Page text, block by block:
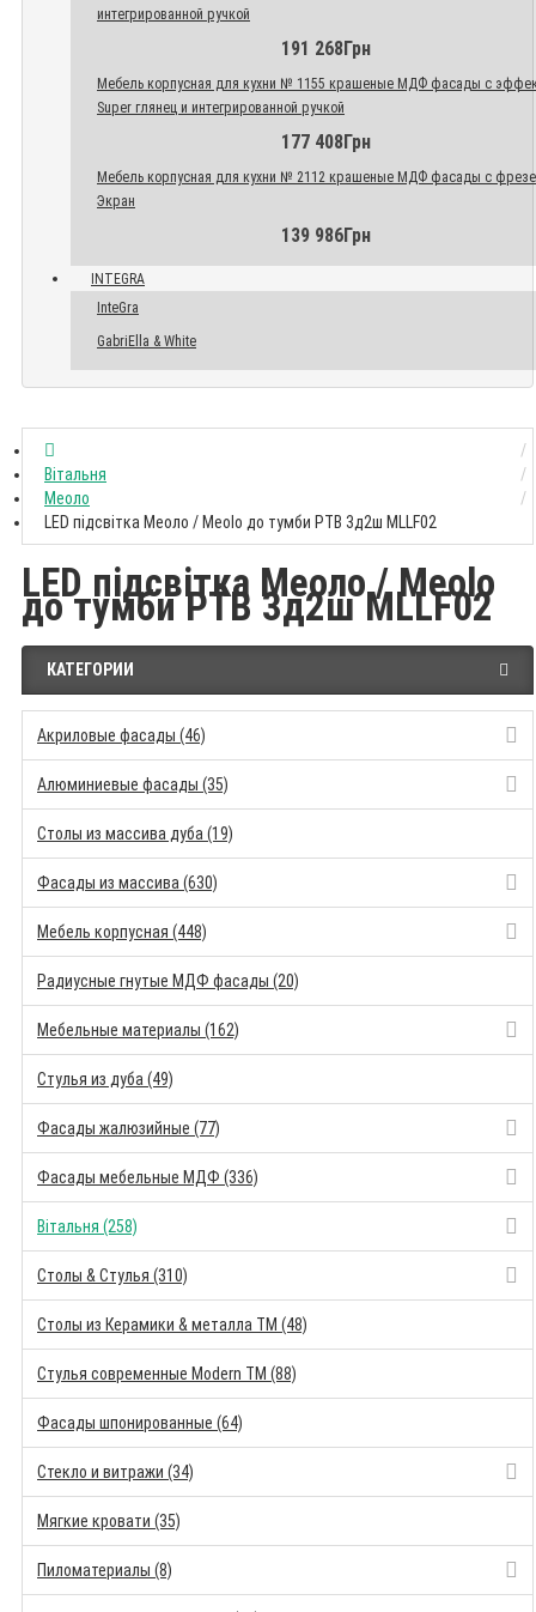
интегрированной ручкой
191 268Грн
Мебель корпусная для кухни № 1155 крашеные МДФ фасады с
Super глянец и интегрированной ручкой
177 408Грн
Мебель корпусная для кухни № 2112 крашеные МДФ фасады с
Экран
139 986Грн
INTEGRA
InteGra
GabriElla & White
Вітальня
Меоло
LED підсвітка Меоло / Meolo до тумби РТВ 3д2ш MLLF02
LED підсвітка Меоло / Meolo
до тумби РТВ 3д2ш MLLF02
КАТЕГОРИИ
Акриловые фасады (46)
Алюминиевые фасады (35)
Столы из массива дуба (19)
Фасады из массива (630)
Мебель корпусная (448)
Радиусные гнутые МДФ фасады (20)
Мебельные материалы (162)
Стулья из дуба (49)
Фасады жалюзийные (77)
Фасады мебельные МДФ (336)
Вітальня (258)
Столы & Стулья (310)
Столы из Керамики & металла TM (48)
Стулья современные Modern TM (88)
Фасады шпонированные (64)
Стекло и витражи (34)
Мягкие кровати (35)
Пиломатериалы (8)